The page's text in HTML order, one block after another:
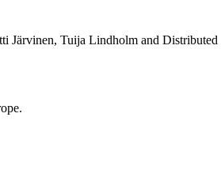
Järvinen, Tuija Lindholm and Distributed